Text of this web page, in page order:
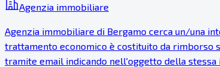
Agenzia immobiliare
Agenzia immobiliare di Bergamo cerca un/una
trattamento economico è costituito da rimborso
tramite email indicando nell'oggetto della stessa